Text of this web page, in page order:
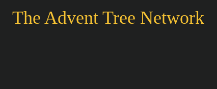
The Advent Tree Network